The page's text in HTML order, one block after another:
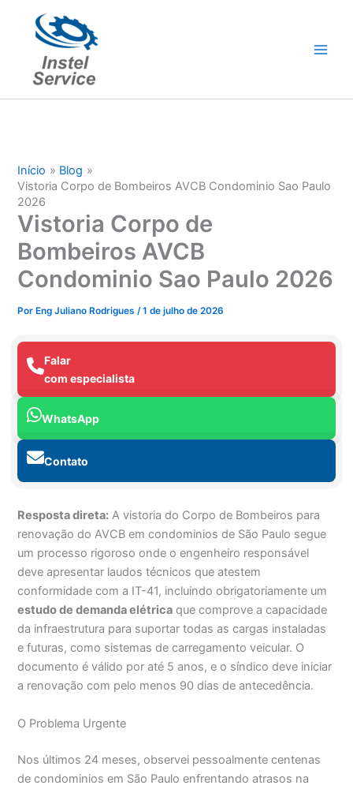
conteúdo
Início
Blog
Vistoria Corpo de Bombeiros AVCB Condominio Sao Paulo
2026
Vistoria Corpo de
Bombeiros AVCB
Condominio Sao Paulo 2026
Por Eng Juliano Rodrigues/1 de julho de 2026
Falar
com especialista
WhatsApp
Contato
Resposta direta: A vistoria do Corpo de Bombeiros para
renovação do AVCB em condominios de São Paulo segue
um processo rigoroso onde o engenheiro responsável
deve apresentar laudos técnicos que atestem
conformidade com a IT-41, incluindo obrigatoriamente um
estudo de demanda elétrica que comprove a capacidade
da infraestrutura para suportar todas as cargas instaladas
e futuras, como sistemas de carregamento veicular. O
documento é válido por até 5 anos, e o síndico deve iniciar
a renovação com pelo menos 90 dias de antecedência.
O Problema Urgente
Nos últimos 24 meses, observei pessoalmente centenas
de condominios em São Paulo enfrentando atrasos na